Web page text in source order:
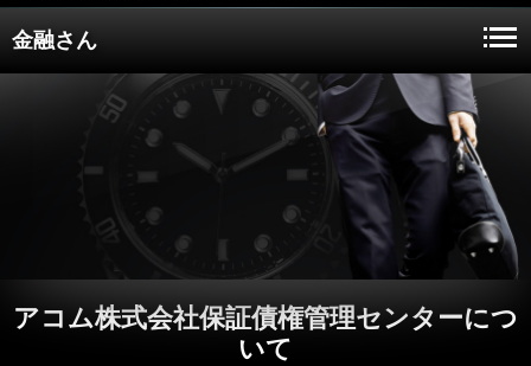
金融さん
アコム株式会社保証債権管理センターにつ
いて